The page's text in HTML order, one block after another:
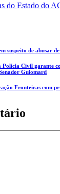
do Estado do
suspeito de abusar
Civil garante
Guiomard
Fronteiras com